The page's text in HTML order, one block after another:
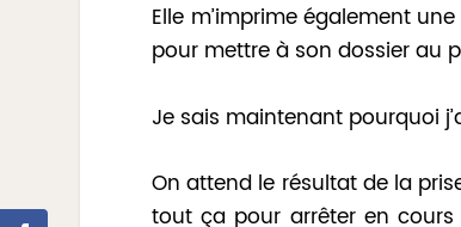
Elle m’imprime également
pour mettre à son dossier au
Je sais maintenant pourquoi
On attend le résultat de la
tout ça pour arrêter en cours